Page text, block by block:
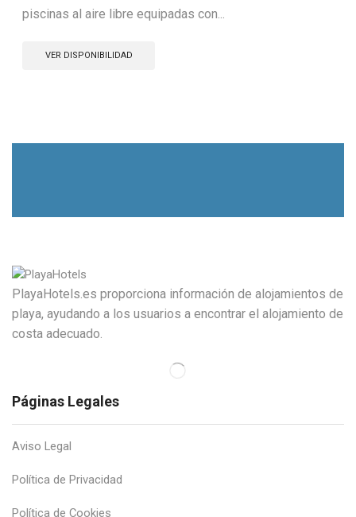
piscinas al aire libre equipadas con...
VER DISPONIBILIDAD
PlayaHotels.es proporciona información de alojamientos de
playa, ayudando a los usuarios a encontrar el alojamiento de
costa adecuado.
Páginas Legales
Aviso Legal
Política de Privacidad
Política de Cookies